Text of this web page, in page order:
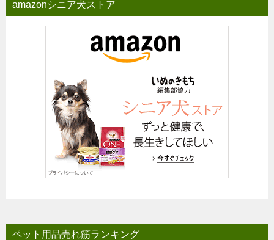
amazonシニア犬ストア
ペット用品売れ筋ランキング